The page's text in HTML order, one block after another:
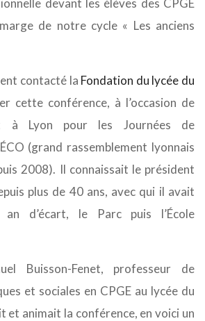
devant les élèves des CPGE
de notre cycle « Les anciens
contacté la Fondation du lycée du
cette conférence, à l’occasion de
à Lyon pour les Journées de
(grand rassemblement lyonnais
2008). Il connaissait le président
plus de 40 ans, avec qui il avait
d’écart, le Parc puis l’École
Buisson-Fenet, professeur de
et sociales en CPGE au lycée du
et animait la conférence, en voici un